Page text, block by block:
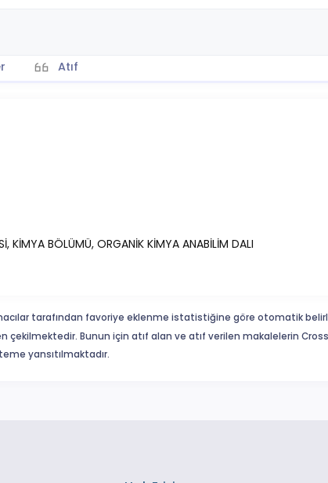
Atıf
KİMYA BÖLÜMÜ, ORGANİK KİMYA ANABİLİM DALI
tarafından favoriye eklenme istatistiğine göre otomatik
çekilmektedir. Bunun için atıf alan ve atıf verilen makalelerin
yansıtılmaktadır.